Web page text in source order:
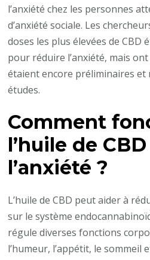
l’anxiété chez les personnes
d’anxiété sociale. Les
doses les plus élevées de CBD
pour réduire l’anxiété, mais
étaient encore préliminaires et
études.
Comment
l’huile de
l’anxiété ?
L’huile de CBD peut aider à
sur le système
régule diverses fonctions
l’humeur, l’appétit, le sommeil